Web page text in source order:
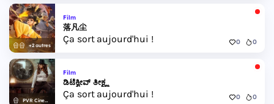
+2 autres
Film
落凡尘
Ça sort aujourd'hui ! 0 0
PVR Cinemas
Film
ಡಿಟೆಕ್ವೀವ್ ತೀಕ್ಷ್ಣ
Ça sort aujourd'hui ! 0 0